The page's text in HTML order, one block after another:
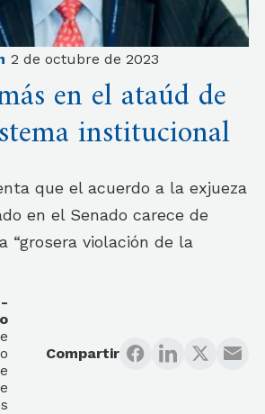
2 de octubre de 2023
en el ataúd de
institucional
que el acuerdo a la exjueza
en el Senado carece de
“grosera violación de la
Compartir